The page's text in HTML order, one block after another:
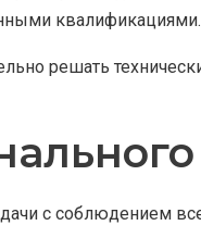
квалификациями.
решать
с соблюдением